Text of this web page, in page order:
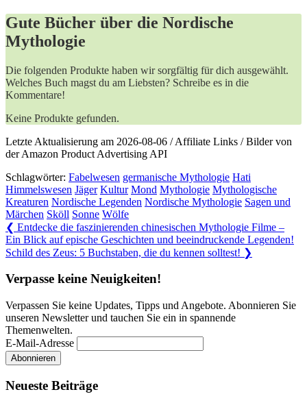
Gute Bücher über die Nordische
Mythologie
Die folgenden Produkte haben wir sorgfältig für dich ausgewählt.
Welches Buch magst du am Liebsten? Schreibe es in die
Kommentare!
Keine Produkte gefunden.
Letzte Aktualisierung am 2026-08-06 / Affiliate Links / Bilder von
der Amazon Product Advertising API
Schlagwörter: Fabelwesen germanische Mythologie Hati
Himmelswesen Jäger Kultur Mond Mythologie Mythologische
Kreaturen Nordische Legenden Nordische Mythologie Sagen und
Märchen Sköll Sonne Wölfe
Beitragsnavigation
❮ Previous
Post:
Entdecke die faszinierenden chinesischen Mythologie Filme –
Ein Blick auf epische Geschichten und beeindruckende Legenden!
Next
Schild des Zeus: 5 Buchstaben, die du kennen solltest! ❯
Verpasse keine Neuigkeiten!
Verpassen Sie keine Updates, Tipps und Angebote. Abonnieren Sie
unseren Newsletter und tauchen Sie ein in spannende
Themenwelten.
E-Mail-Adresse
Neueste Beiträge